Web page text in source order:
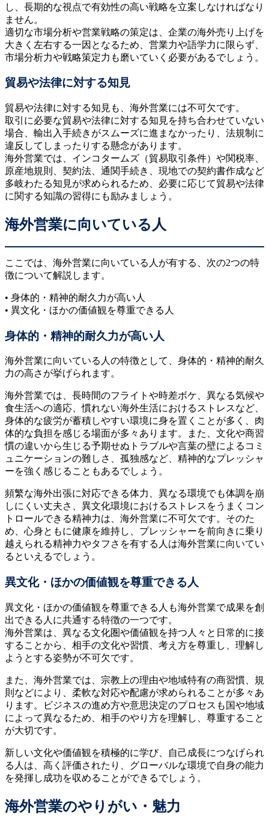
し、長期的な視点で有効性の高い戦略を立案しなければなり
ません。
適切な市場分析や営業戦略の策定は、企業の海外売り上げを
大きく左右する一因となるため、営業力や語学力に限らず、
市場分析力や戦略策定力も磨いていく必要があるでしょう。
貿易や法律に対する知見
貿易や法律に対する知見も、海外営業には不可欠です。
取引に必要な貿易や法律に対する知見を持ち合わせていない
場合、輸出入手続きがスムーズに進まなかったり、法規制に
違反してしまったりする懸念があります。
海外営業では、インコタームズ（貿易取引条件）や関税率、
原産地規則、契約法、通関手続き、現地での契約書作成など
多岐わたる知見が求められるため、必要に応じて貿易や法律
に関する知識の習得にも励みましょう。
海外営業に向いている人
ここでは、海外営業に向いている人が有する、次の2つの特
徴について解説します。
• 身体的・精神的耐久力が高い人
• 異文化・ほかの価値観を尊重できる人
身体的・精神的耐久力が高い人
海外営業に向いている人の特徴として、身体的・精神的耐久
力の高さが挙げられます。
海外営業では、長時間のフライトや時差ボケ、異なる気候や
食生活への適応、慣れない海外生活におけるストレスなど、
身体的な疲労が蓄積しやすい環境に身を置くことが多く、肉
体的な負担を感じる場面が多々あります。また、文化や商習
慣の違いから生じる予期せぬトラブルや言葉の壁によるコミ
ュニケーションの難しさ、孤独感など、精神的なプレッシャ
ーを強く感じることもあるでしょう。
頻繁な海外出張に対応できる体力、異なる環境でも体調を崩
しにくい丈夫さ、異文化環境におけるストレスをうまくコン
トロールできる精神力は、海外営業に不可欠です。そのた
め、心身ともに健康を維持し、プレッシャーを前向きに乗り
越えられる精神力やタフさを有する人は海外営業に向いてい
るといえるでしょう。
異文化・ほかの価値観を尊重できる人
異文化・ほかの価値観を尊重できる人も海外営業で成果を創
出できる人に共通する特徴の一つです。
海外営業は、異なる文化圏や価値観を持つ人々と日常的に接
することから、相手の文化や習慣、考え方を尊重し、理解し
ようとする姿勢が不可欠です。
また、海外営業では、宗教上の理由や地域特有の商習慣、規
則などにより、柔軟な対応や配慮が求められることが多々あ
ります。ビジネスの進め方や意思決定のプロセスも国や地域
によって異なるため、相手のやり方を理解し、尊重すること
が大切です。
新しい文化や価値観を積極的に学び、自己成長につなげられ
る人は、高く評価されたり、グローバルな環境で自身の能力
を発揮し成功を収めることができるでしょう。
海外営業のやりがい・魅力